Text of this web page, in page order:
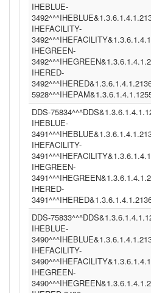
IHEBLUE-
IHEFACILITY-
IHEGREEN-
IHERED-
DDS-
IHEBLUE-
IHEFACILITY-
IHEGREEN-
IHERED-
DDS-
IHEBLUE-
IHEFACILITY-
IHEGREEN-